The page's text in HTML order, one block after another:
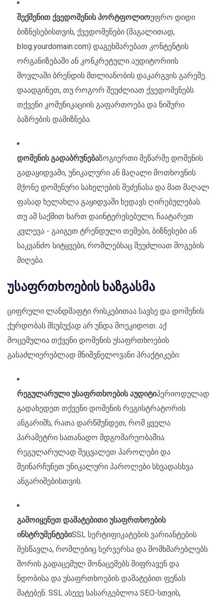
შექმენით ქვედომენის პორტფოლიოუფრო დიდი
ბიზნესებისთვის, ქვედომენები (მაგალითად,
blog.yourdomain.com) დაგეხმარებათ კონტენტის
ორგანიზებაში ან კონკრეტული აუდიტორიის
მოვლაში ბრენდის მთლიანობის დაკარგვის გარეშე.
დაადგინეთ, თუ როგორ შეუძლიათ ქვედომენებს
თქვენი კომუნიკაციის გაფართოება და ნიშური
ბაზრების დამიზნება.
დომენის გადაბრუნებაზოგიერთი მეწარმე დომენის
გადაყიდვაში, უნიკალური ან მაღალი მოთხოვნის
მქონე დომენური სახელების შეძენასა და მათ მაღალ
ფასად ხელახლა გაყიდვაში ხედავს ღირებულებას.
თუ ამ საქმით ხართ დაინტერესებული, ჩაატარეთ
კვლევა - გაიგეთ ტრენდული თემები, ბიზნესები ან
საკვანძო სიტყვები, რომლებსაც შეუძლიათ მოგების
მიღება.
უსაფრთხოების ხაზგასმა
ციფრული ლანდშაფტი რისკებითაა სავსე და დომენის
ქურდობას მსუბუქად არ უნდა მოეკიდოთ. აქ
მოცემულია თქვენი დომენის უსაფრთხოების
გასაძლიერებლად მნიშვნელოვანი პრაქტიკები:
რეგულარული უსაფრთხოების აუდიტიპერიოდულად
გადახედეთ თქვენი დომენის რეგისტრატორის
ანგარიშს, რათა დარწმუნდეთ, რომ ყველა
პარამეტრი სათანადო მდგომარეობაშია.
რეგულარულად შეცვალეთ პაროლები და
შეინარჩუნეთ უნიკალური პაროლები სხვადასხვა
ანგარიშებისთვის.
გამოიყენეთ დამატებითი უსაფრთხოების
ინსტრუმენტებიSSL სერტიფიკატების ვარიანტების
შესწავლა, რომლებიც სერვერსა და მომხმარებლებს
შორის გადაცემულ მონაცემებს შიფრავენ და
ნდობისა და უსაფრთხოების დამატებით ფენას
მატებენ. SSL ასევე სასარგებლოა SEO-სთვის,